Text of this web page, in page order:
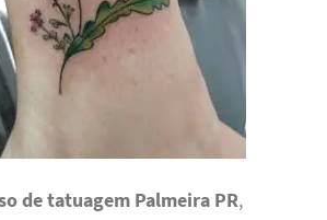
de tatuagem Palmeira PR,